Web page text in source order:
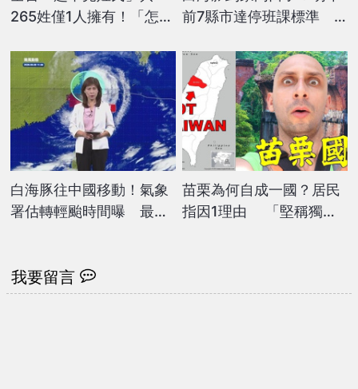
265姓僅1人擁有！「怎麼
前7縣市達停班課標準
白海豚往中國移動！氣象
署估轉輕颱時間曝 最快
苗栗為何自成一國？居民
指因1理由 「堅稱獨
我要留言